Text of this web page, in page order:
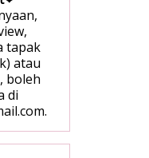
tapak
atau
boleh
di